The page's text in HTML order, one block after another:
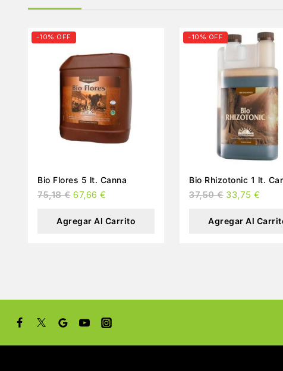
-10% OFF
Bio Flores 5 lt. Canna
75,18€ 67,66 €
Agregar Al Carrito
-10% OFF
Bio Rhizotonic 1
37,50€ 33,75€
Agregar Al